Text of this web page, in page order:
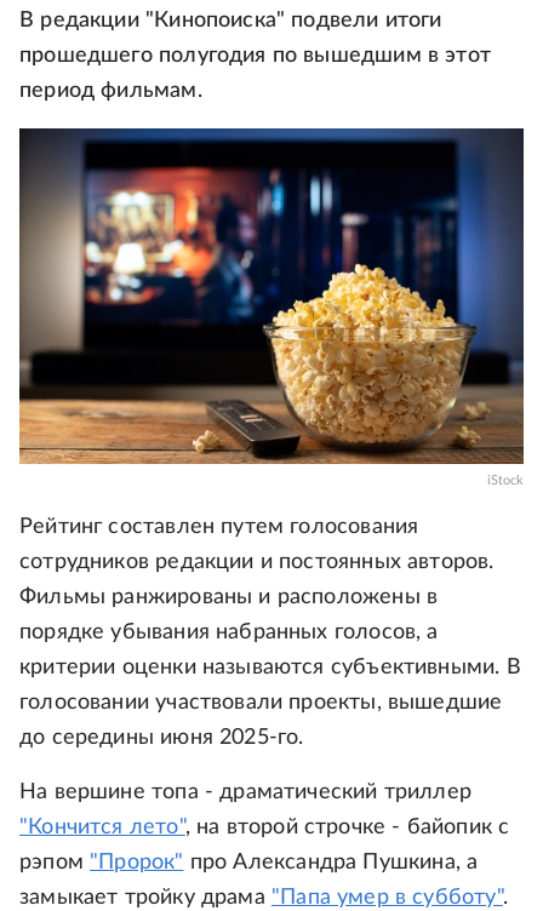
В редакции "Кинопоиска" подвели итоги
прошедшего полугодия по вышедшим в этот
период фильмам.
iStock
Рейтинг составлен путем голосования
сотрудников редакции и постоянных авторов.
Фильмы ранжированы и расположены в
порядке убывания набранных голосов, а
критерии оценки называются субъективными. В
голосовании участвовали проекты, вышедшие
до середины июня 2025-го.
На вершине топа - драматический триллер
"Кончится лето", на второй строчке - байопик с
рэпом "Пророк" про Александра Пушкина, а
замыкает тройку драма "Папа умер в субботу".